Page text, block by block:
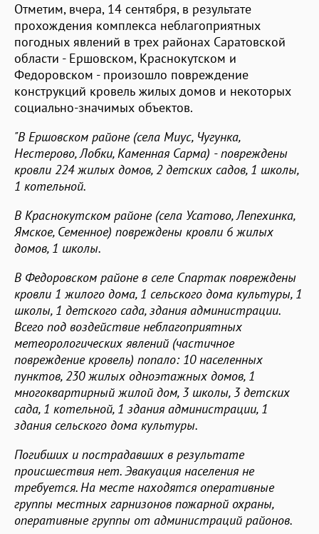
Отметим, вчера, 14 сентября, в результате
прохождения комплекса неблагоприятных
погодных явлений в трех районах Саратовской
области - Ершовском, Краснокутском и
Федоровском - произошло повреждение
конструкций кровель жилых домов и некоторых
социально-значимых объектов.
"В Ершовском районе (села Миус, Чугунка,
Нестерово, Лобки, Каменная Сарма) - повреждены
кровли 224 жилых домов, 2 детских садов, 1 школы,
1 котельной.
В Краснокутском районе (села Усатово, Лепехинка,
Ямское, Семенное) повреждены кровли 6 жилых
домов, 1 школы.
В Федоровском районе в селе Спартак повреждены
кровли 1 жилого дома, 1 сельского дома культуры, 1
школы, 1 детского сада, здания администрации.
Всего под воздействие неблагоприятных
метеорологических явлений (частичное
повреждение кровель) попало: 10 населенных
пунктов, 230 жилых одноэтажных домов, 1
многоквартирный жилой дом, 3 школы, 3 детских
сада, 1 котельной, 1 здания администрации, 1
здания сельского дома культуры.
Погибших и пострадавших в результате
происшествия нет. Эвакуация населения не
требуется. На месте находятся оперативные
группы местных гарнизонов пожарной охраны,
оперативные группы от администраций районов.